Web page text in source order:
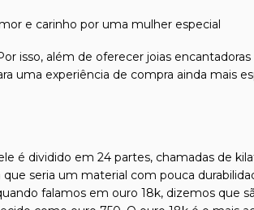
e carinho por uma mulher especial
isso, além de oferecer joias
uma experiência de compra ainda mais
é dividido em 24 partes, chamadas de
seria um material com pouca
falamos em ouro 18k, dizemos que